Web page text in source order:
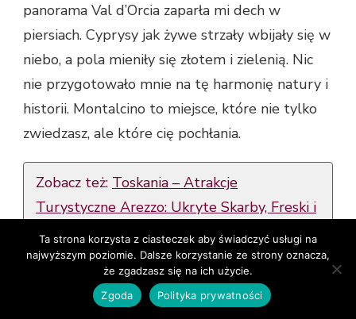
panorama Val d’Orcia zaparła mi dech w
piersiach. Cyprysy jak żywe strzały wbijały się w
niebo, a pola mieniły się złotem i zielenią. Nic
nie przygotowało mnie na tę harmonię natury i
historii. Montalcino to miejsce, które nie tylko
zwiedzasz, ale które cię pochłania.
Zobacz też: Toskania – Atrakcje
Turystyczne Arezzo: Ukryte Skarby, Freski i
Średniowieczny Urok
Spacerując po brukowanych uliczkach, czułem,
jak codzienność rozmywa się w czasie. W takich
Ta strona korzysta z ciasteczek aby świadczyć usługi na
najwyższym poziomie. Dalsze korzystanie ze strony oznacza,
że zgadzasz się na ich użycie.
Zgoda
Polityka prywatności